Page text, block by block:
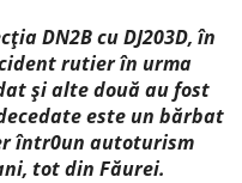
DN2B cu DJ203D, în
rutier în urma
și alte două au fost
este un bărbat
într0un autoturism
tot din Făurei.